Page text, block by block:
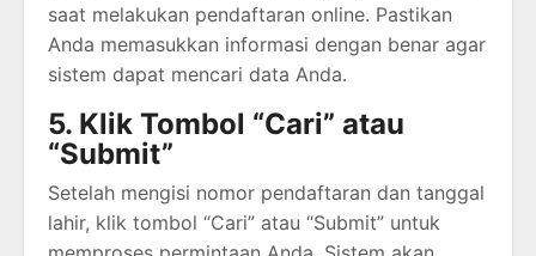
saat melakukan pendaftaran online. Pastikan
Anda memasukkan informasi dengan benar agar
sistem dapat mencari data Anda.
5. Klik Tombol “Cari” atau
“Submit”
Setelah mengisi nomor pendaftaran dan tanggal
lahir, klik tombol “Cari” atau “Submit” untuk